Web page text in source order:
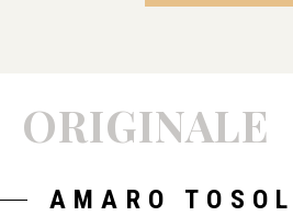
ORIGINALE
AMARO